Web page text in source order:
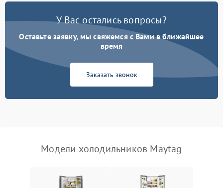
Образование конденсата
1800 ₽ Подробнее →
Сбой в работе инвертора
работе
2000 ₽ Подробнее →
У Вас остались вопросы?
Оставьте заявку, мы свяжемся с Вами в ближайшее
время
Заказать звонок
Модели холодильников Maytag